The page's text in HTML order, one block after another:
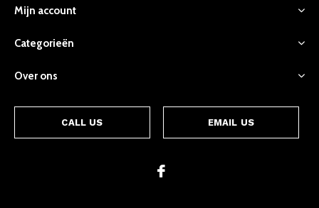
Mijn account
Categorieën
Over ons
CALL US EMAIL US